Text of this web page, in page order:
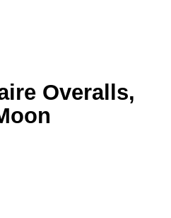
Overalls,